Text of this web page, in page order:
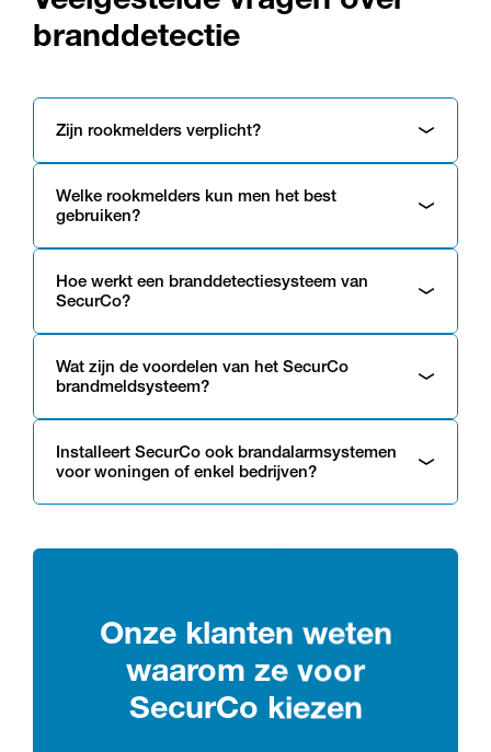
branddetectie
Zijn rookmelders verplicht?
Welke rookmelders kun men het best
gebruiken?
Hoe werkt een branddetectiesysteem van
SecurCo?
Wat zijn de voordelen van het SecurCo
brandmeldsysteem?
Installeert SecurCo ook brandalarmsystemen
voor woningen of enkel bedrijven?
Onze klanten weten
waarom ze voor
SecurCo kiezen